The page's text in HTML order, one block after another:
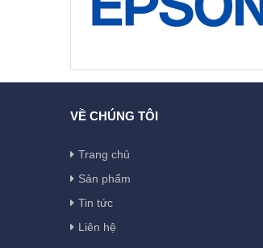
VỀ CHÚNG TÔI
Trang chủ
Sản phẩm
Tin tức
Liên hệ